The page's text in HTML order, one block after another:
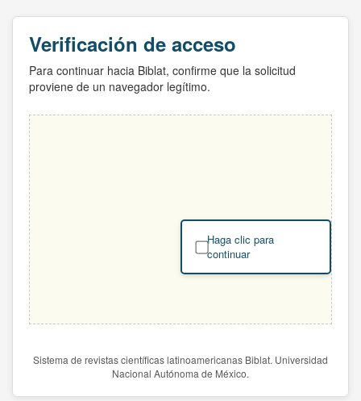
Verificación de acceso
Para continuar hacia Biblat, confirme que la solicitud
proviene de un navegador legítimo.
Haga clic para
continuar
Sistema de revistas científicas latinoamericanas Biblat. Universidad
Nacional Autónoma de México.